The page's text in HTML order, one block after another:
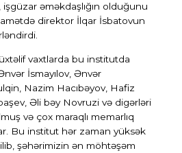
əməkdaşlığın olduğunu
direktor İlqar İsbatovun
vaxtlarda bu institutda
İsmayılov, Ənvər
Nazim Hacıbəyov, Hafiz
Əli bəy Novruzi və digərləri
və çox maraqlı memarlıq
Bu institut hər zaman yüksək
şəhərimizin ən möhtəşəm